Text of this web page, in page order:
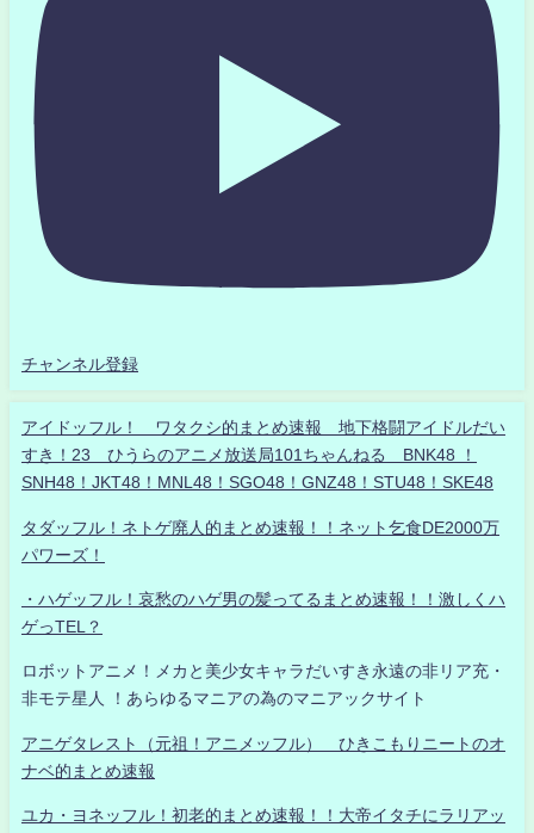
チャンネル登録
アイドッフル！ ワタクシ的まとめ速報 地下格闘アイドルだい
すき！23 ひうらのアニメ放送局101ちゃんねる BNK48 ！
SNH48！JKT48！MNL48！SGO48！GNZ48！STU48！SKE48
タダッフル！ネトゲ廃人的まとめ速報！！ネット乞食DE2000万
パワーズ！
・ハゲッフル！哀愁のハゲ男の髪ってるまとめ速報！！激しくハ
ゲっTEL？
ロボットアニメ！メカと美少女キャラだいすき永遠の非リア充・
非モテ星人 ！あらゆるマニアの為のマニアックサイト
アニゲタレスト（元祖！アニメッフル） ひきこもりニートのオ
ナベ的まとめ速報
ユカ・ヨネッフル！初老的まとめ速報！！大帝イタチにラリアッ